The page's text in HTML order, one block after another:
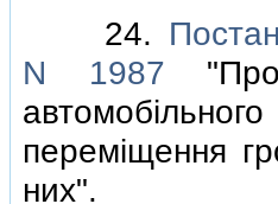
24.
N 1987 "Про
перемiщення
них".